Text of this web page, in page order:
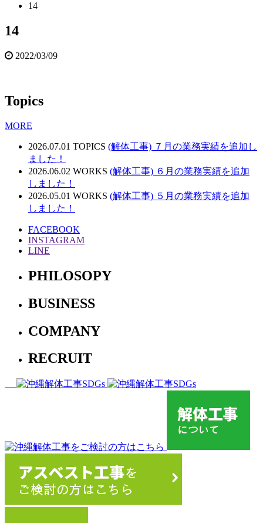
14
14
2022/03/09
Topics
MORE
2026.07.01 TOPICS (解体工事) ７月の業務実績を追加し
ました！
2026.06.02 WORKS (解体工事) ６月の業務実績を追加
しました！
2026.05.01 WORKS (解体工事) ５月の業務実績を追加
しました！
FACEBOOK
INSTAGRAM
LINE
PHILOSOPY
BUSINESS
COMPANY
RECRUIT